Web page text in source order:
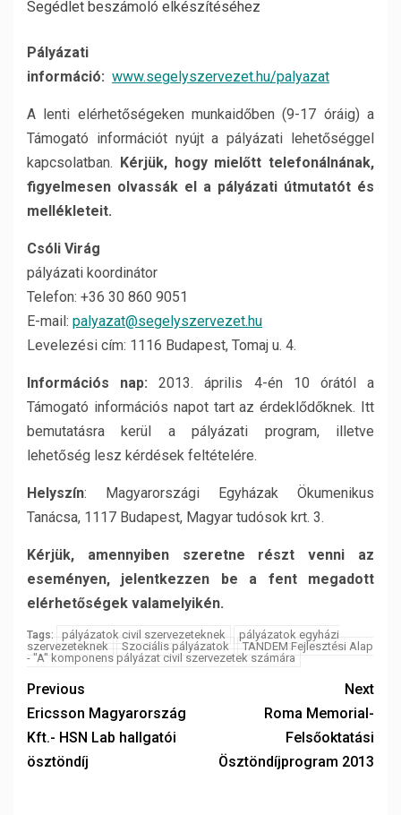
Segédlet beszámoló elkészítéséhez
Pályázati
információ: www.segelyszervezet.hu/palyazat
A lenti elérhetőségeken munkaidőben (9-17 óráig) a
Támogató információt nyújt a pályázati lehetőséggel
kapcsolatban. Kérjük, hogy mielőtt telefonálnának,
figyelmesen olvassák el a pályázati útmutatót és
mellékleteit.
Csóli Virág
pályázati koordinátor
Telefon: +36 30 860 9051
E-mail: palyazat@segelyszervezet.hu
Levelezési cím: 1116 Budapest, Tomaj u. 4.
Információs nap:2013. április 4-én 10 órától a
Támogató információs napot tart az érdeklődőknek. Itt
bemutatásra kerül a pályázati program, illetve
lehetőség lesz kérdések feltételére.
Helyszín: Magyarországi Egyházak Ökumenikus
Tanácsa, 1117 Budapest, Magyar tudósok krt. 3.
Kérjük, amennyiben szeretne részt venni az
eseményen, jelentkezzen be a fent megadott
elérhetőségek valamelyikén.
Tags: pályázatok civil szervezeteknek
pályázatok egyházi
szervezeteknek
Szociális pályázatok
TANDEM Fejlesztési Alap
- "A" komponens pályázat civil szervezetek számára
Previous
Ericsson Magyarország
Kft.- HSN Lab hallgatói
ösztöndíj
Next
Roma Memorial-
Felsőoktatási
Ösztöndíjprogram 2013